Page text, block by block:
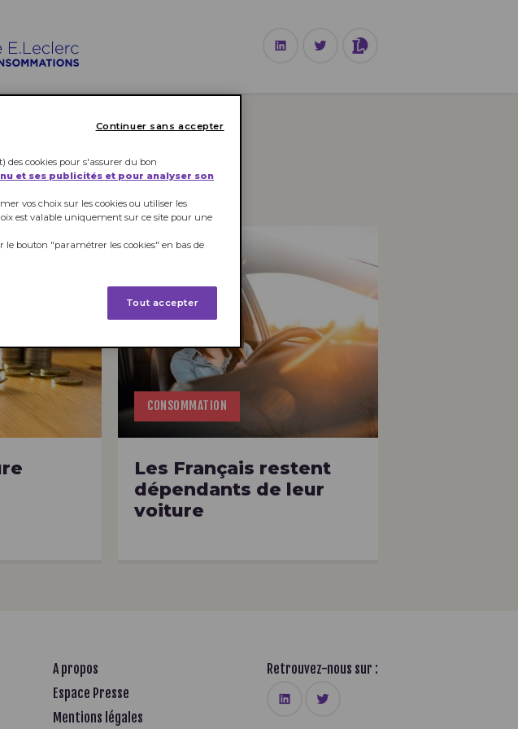
CONSOMMATION
Les Français restent
dépendants de leur
voiture
Retrouvez-nous sur :
A propos
Espace Presse
Mentions légales
Continuer sans accepter
des cookies pour s'assurer du bon
et ses publicités et pour analyser son
vos choix sur les cookies ou utiliser les
est valable uniquement sur ce site pour une
bouton "paramétrer les cookies" en bas de
Tout accepter